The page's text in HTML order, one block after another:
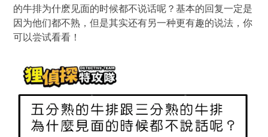
的牛排为什麽见面的时候都不说话呢？基本的回复一定是
因为他们都不熟，但是其实还有另一种更有趣的说法，你
可以尝试看看！